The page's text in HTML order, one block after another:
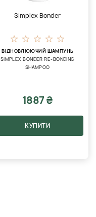
Simplex Bonder
ВІДНОВЛЮЮЧИЙ ШАМПУНЬ
SIMPLEX BONDER RE-BONDING
SHAMPOO
1887 ₴
КУПИТИ